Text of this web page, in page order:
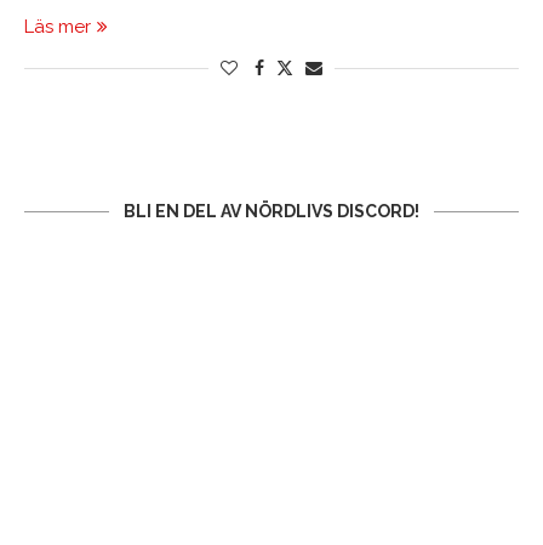
Läs mer
BLI EN DEL AV NÖRDLIVS DISCORD!